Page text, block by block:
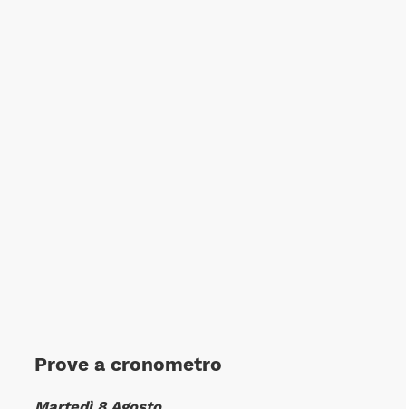
Prove a cronometro